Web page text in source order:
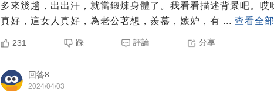
多來幾趟，出出汗，就當鍛煉身體了。我看看描述背景吧。哎
真好，這女人真好，為老公著想，羨慕，嫉妒，有 ... 查看全部
231 踩 評論 分享
回答8
2024/04/03